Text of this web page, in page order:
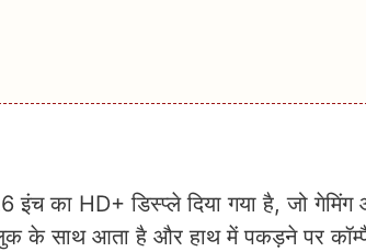
का HD+ डिस्प्ले दिया गया है, जो गेमिंग
लुक के साथ आता है और हाथ में पकड़ने पर